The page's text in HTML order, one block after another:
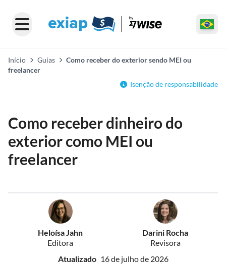
Início Guias
Como receber do exterior sendo MEI ou
freelancer
Isenção de responsabilidade
Como receber dinheiro do
exterior como MEI ou
freelancer
Heloísa Jahn
Editora
Darini Rocha
Revisora
Atualizado 16 de julho de 2026